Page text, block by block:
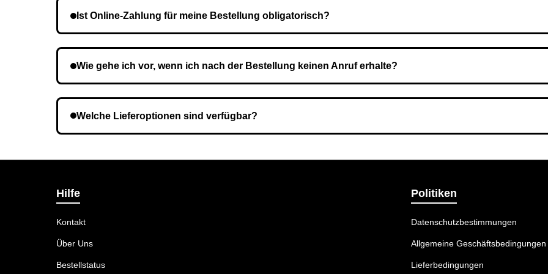
Ist Online-Zahlung für meine Bestellung obligatorisch?
Wie gehe ich vor, wenn ich nach der Bestellung keinen Anruf erhalte?
Welche Lieferoptionen sind verfügbar?
Hilfe
Kontakt
Über Uns
Bestellstatus
Politiken
Datenschutzbestimmungen
Allgemeine Geschäftsbedingungen
Lieferbedingungen